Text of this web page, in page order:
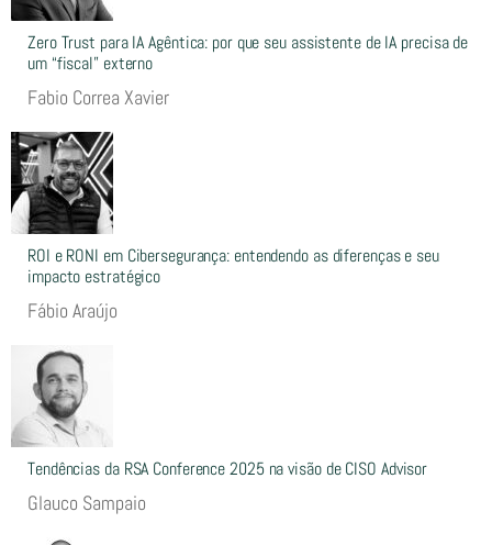
Zero Trust para IA Agêntica: por que seu assistente de IA precisa de
um “fiscal” externo
Fabio Correa Xavier
ROI e RONI em Cibersegurança: entendendo as diferenças e seu
impacto estratégico
Fábio Araújo
Tendências da RSA Conference 2025 na visão de CISO Advisor
Glauco Sampaio